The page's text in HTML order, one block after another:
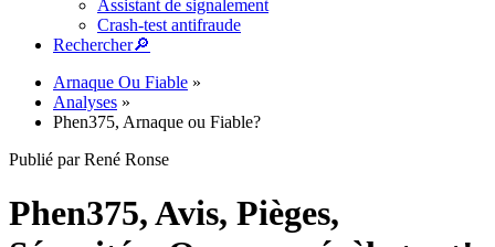
Assistant de signalement
Crash-test antifraude
Rechercher🔎︎
Arnaque Ou Fiable »
Analyses »
Phen375, Arnaque ou Fiable?
Publié par René Ronse
Phen375, Avis, Pièges,